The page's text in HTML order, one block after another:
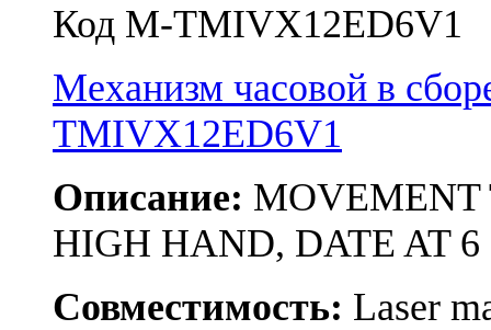
Код M-TMIVX12ED6V1
Механизм часовой в
TMIVX12ED6V1
Описание: MOVEMENT
HIGH HAND, DATE AT 6
Совместимость: Laser